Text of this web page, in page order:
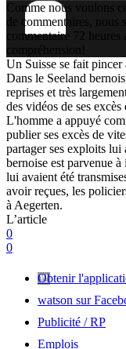
Comme nous voulons
de commentaires, nous
commentaire 72
compréhension!
Un Suisse se fait
Dans le Seeland
reprises et très
des vidéos de ses excès
L'homme a appuyé
publier ses excès de
partager ses exploits
bernoise est parvenue
lui avaient été
avoir reçues, les
à Aegerten.
L’article
0
0
Obtenir
watson sur
Publicité / RP
Emplois